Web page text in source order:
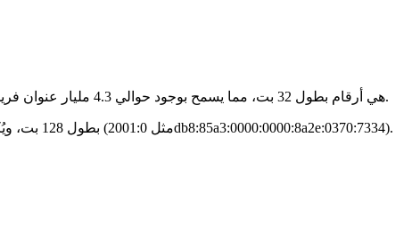
هذه هي أكثر عناوين IP استخدامًا، وتكوَّن من أربعة مجموعات من الأرقام مفصولة بنقاط (مثل 192.168.1.1). عناوين IPv4 هي أرقام بطول 32 بت، مما يسمح بوجود حوالي 4.3 مليار عنوان فريد.